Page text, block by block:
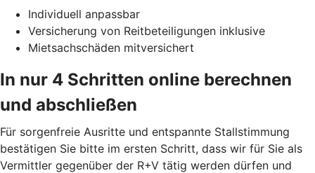
Individuell anpassbar
Versicherung von Reitbeteiligungen inklusive
Mietsachschäden mitversichert
In nur 4 Schritten online berechnen
und abschließen
Für sorgenfreie Ausritte und entspannte Stallstimmung
bestätigen Sie bitte im ersten Schritt, dass wir für Sie als
Vermittler gegenüber der R+V tätig werden dürfen und